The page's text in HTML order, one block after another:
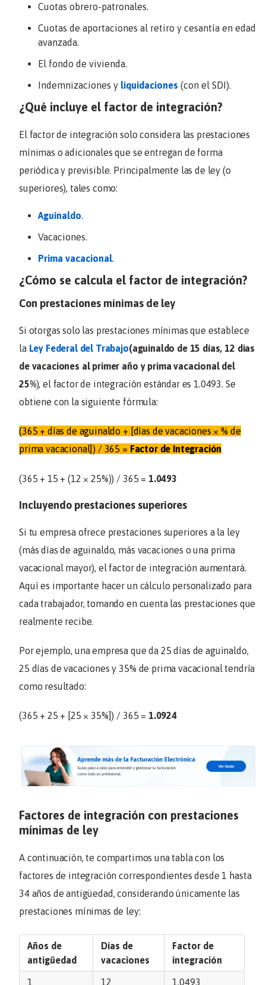
Cuotas obrero-patronales.
Cuotas de aportaciones al retiro y cesantía en edad
avanzada.
El fondo de vivienda.
Indemnizaciones y liquidaciones (con el SDI).
¿Qué incluye el factor de integración?
El factor de integración solo considera las prestaciones
mínimas o adicionales que se entregan de forma
periódica y previsible. Principalmente las de ley (o
superiores), tales como:
Aguinaldo.
Vacaciones.
Prima vacacional.
¿Cómo se calcula el factor de integración?
Con prestaciones mínimas de ley
Si otorgas solo las prestaciones mínimas que establece
la Ley Federal del Trabajo(aguinaldo de 15 días, 12 días
de vacaciones al primer año y prima vacacional del
25%), el factor de integración estándar es 1.0493. Se
obtiene con la siguiente fórmula:
(365 + días de aguinaldo + [días de vacaciones × % de
prima vacacional]) / 365 = Factor de Integración
(365 + 15 + (12 × 25%)) / 365 = 1.0493
Incluyendo prestaciones superiores
Si tu empresa ofrece prestaciones superiores a la ley
(más días de aguinaldo, más vacaciones o una prima
vacacional mayor), el factor de integración aumentará.
Aquí es importante hacer un cálculo personalizado para
cada trabajador, tomando en cuenta las prestaciones que
realmente recibe.
Por ejemplo, una empresa que da 25 días de aguinaldo,
25 días de vacaciones y 35% de prima vacacional tendría
como resultado:
(365 + 25 + [25 × 35%]) / 365 = 1.0924
Factores de integración con prestaciones
mínimas de ley
A continuación, te compartimos una tabla con los
factores de integración correspondientes desde 1 hasta
34 años de antigüedad, considerando únicamente las
prestaciones mínimas de ley:
Años de
antigüedad
Días de
vacaciones
Factor de
integración
1 12 1.0493